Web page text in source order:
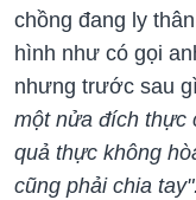
chồng đang ly
hình như có gọi
nhưng trước sau
một nửa đích thực
quả thực không
cũng phải chia tay".